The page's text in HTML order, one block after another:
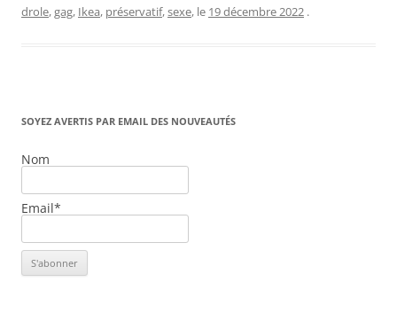
drole,gag, Ikea, préservatif,sexe, le 19 décembre 2022 .
SOYEZ AVERTIS PAR EMAIL DES NOUVEAUTÉS
Nom
Email*